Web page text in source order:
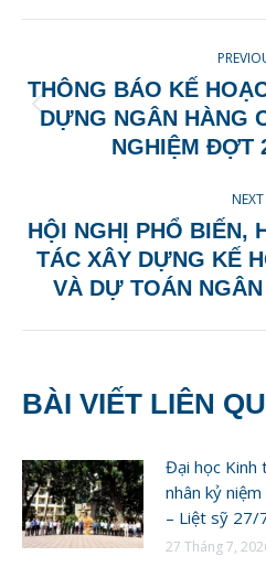
NAVIGATION
THÔNG BÁO KẾ
DỰNG NGÂN HÀNG
NGHIỆM ĐỢT
NEXT
HỘI NGHỊ PHỔ BIẾN,
TÁC XÂY DỰNG KẾ
VÀ DỰ TOÁN
BÀI VIẾT LIÊN
Đại học Kinh
nhân kỷ
– Liệt sỹ 27/
27 Tháng 7,